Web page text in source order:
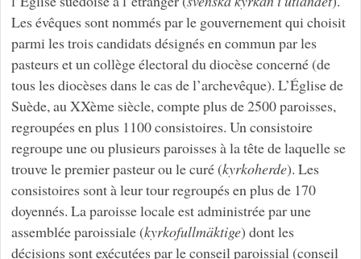
Les évêques sont nommés par le gouvernement qui choisit
parmi les trois candidats désignés en commun par les
pasteurs et un collège électoral du diocèse concerné (de
tous les diocèses dans le cas de l’archevêque). L’Église de
Suède, au XXème siècle, compte plus de 2500 paroisses,
regroupées en plus 1100 consistoires. Un consistoire
regroupe une ou plusieurs paroisses à la tête de laquelle se
trouve le premier pasteur ou le curé (kyrkoherde). Les
consistoires sont à leur tour regroupés en plus de 170
doyennés. La paroisse locale est administrée par une
assemblée paroissiale (kyrkofullmäktige) dont les
décisions sont exécutées par le conseil paroissial (conseil